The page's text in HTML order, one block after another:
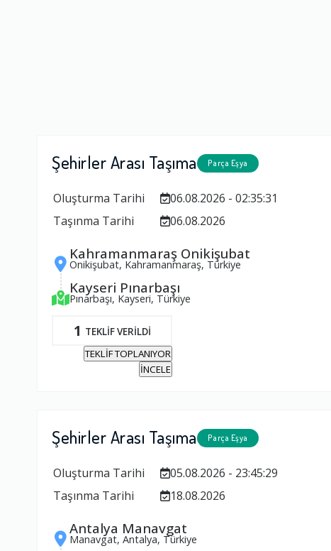
Şehirler Arası Taşıma Parça Eşya
Oluşturma Tarihi
06.08.2026 - 02:35:31
Taşınma Tarihi
06.08.2026
Kahramanmaraş Onikişubat
Onikişubat, Kahramanmaraş, Türkiye
Kayseri Pınarbaşı
Pınarbaşı, Kayseri, Türkiye
1 TEKLİF VERİLDİ
TEKLİF TOPLANIYOR
İNCELE
Şehirler Arası Taşıma Parça Eşya
Oluşturma Tarihi
05.08.2026 - 23:45:29
Taşınma Tarihi
18.08.2026
Antalya Manavgat
Manavgat, Antalya, Türkiye